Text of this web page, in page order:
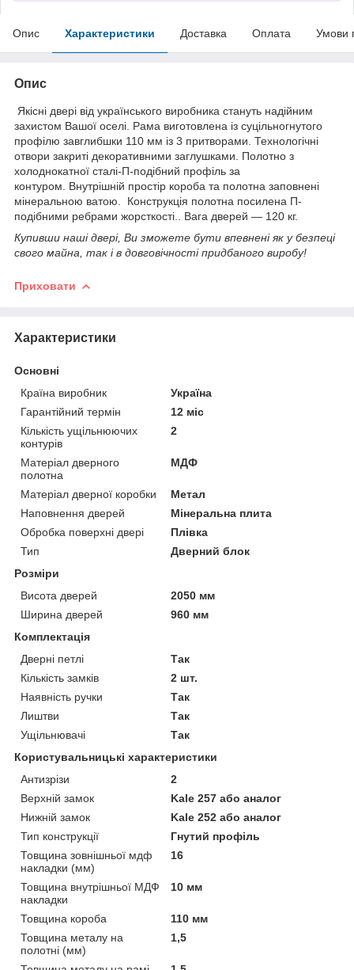
Опис Характеристики Доставка Оплата Умови
Опис
Якісні двері від українського виробника стануть надійним
захистом Вашої оселі. Рама виготовлена із суцільногнутого
профілю завглибшки 110 мм із 3 притворами. Технологічні
отвори закриті декоративними заглушками. Полотно з
холоднокатної сталі-П-подібний профіль за
контуром. Внутрішній простір короба та полотна заповнені
мінеральною ватою. Конструкція полотна посилена П-
подібними ребрами жорсткості.. Вага дверей — 120 кг.
Купивши наші двері, Ви зможете бути впевнені як у безпеці
свого майна, так і в довговічності придбаного виробу!
Приховати
Характеристики
Основні
Країна виробник
Україна
Гарантійний термін
12 міс
Кількість ущільнюючих
контурів
2
Матеріал дверного
полотна
МДФ
Матеріал дверної коробки
Метал
Наповнення дверей
Мінеральна плита
Обробка поверхні двері
Плівка
Тип
Дверний блок
Розміри
Висота дверей
2050 мм
Ширина дверей
960 мм
Комплектація
Дверні петлі
Так
Кількість замків
2 шт.
Наявність ручки
Так
Лиштви
Так
Ущільнювачі
Так
Користувальницькі характеристики
Антизрізи
2
Верхній замок
Kale 257 або аналог
Нижній замок
Kale 252 або аналог
Тип конструкції
Гнутий профіль
Товщина зовнішньої мдф
накладки (мм)
16
Товщина внутрішньої МДФ
накладки
10 мм
Товщина короба
110 мм
Товщина металу на
полотні (мм)
1,5